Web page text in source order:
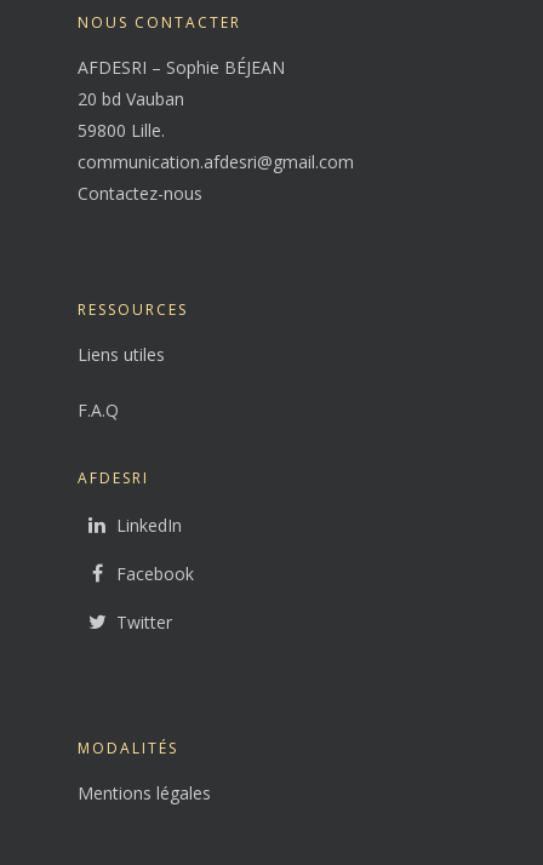
NOUS CONTACTER
AFDESRI – Sophie BÉJEAN
20 bd Vauban
59800 Lille.
communication.afdesri@gmail.com
Contactez-nous
RESSOURCES
Liens utiles
F.A.Q
AFDESRI
LinkedIn
Facebook
Twitter
MODALITÉS
Mentions légales